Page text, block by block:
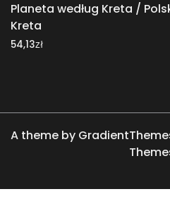
Planeta według Kreta /
Kreta
54,13zł
A theme by